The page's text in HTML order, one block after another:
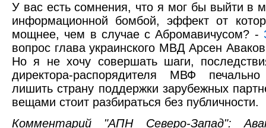
У вас есть сомнения, что я мог бы выйти в
информационной бомбой, эффект от
мощнее, чем в случае с Абромавичусом? -
вопрос глава украинского МВД Арсен
Но я не хочу совершать шаги,
директора-распорядителя МВФ
лишить страну поддержки зарубежных
вещами стоит разбираться без публичности.
Комментарий "АПН Северо-Запад":